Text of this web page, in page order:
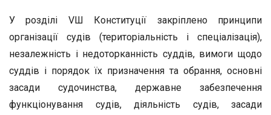
У розділі VШ Конституції закріплено принципи
організації судів (територіальність і спеціалізація),
незалежність і недоторканність суддів, вимоги щодо
суддів і порядок їх призначення та обрання, основні
засади судочинства, державне забезпечення
функціонування судів, діяльність судів, засади